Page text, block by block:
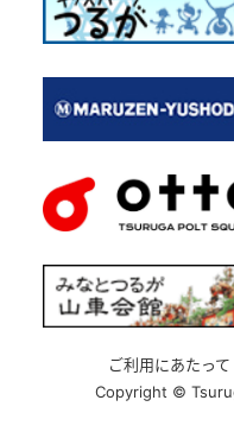
ご利用にあたって
Copyright ©